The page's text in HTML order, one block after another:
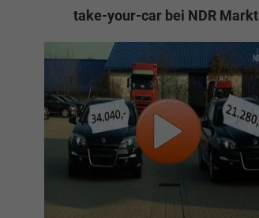
take-your-car bei NDR Markt